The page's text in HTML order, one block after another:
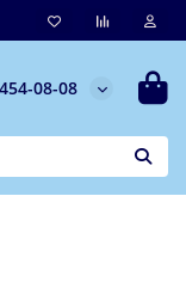
08-08